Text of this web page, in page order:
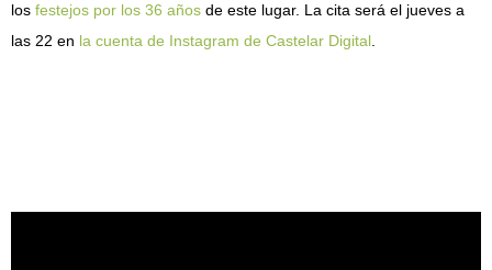
los festejos por los 36 años de este lugar. La cita será el jueves a
las 22 en la cuenta de Instagram de Castelar Digital